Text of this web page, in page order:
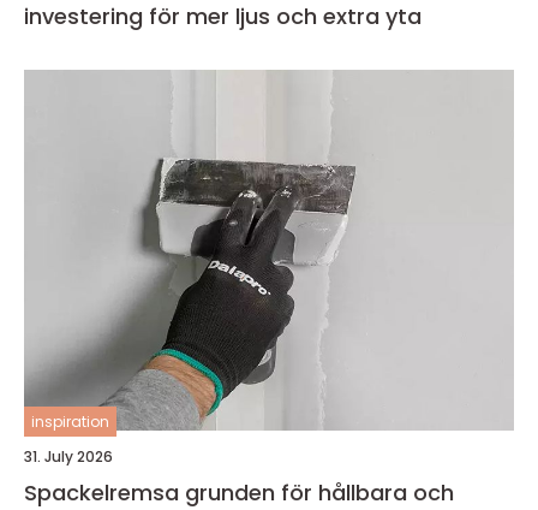
investering för mer ljus och extra yta
inspiration
31. July 2026
Spackelremsa grunden för hållbara och